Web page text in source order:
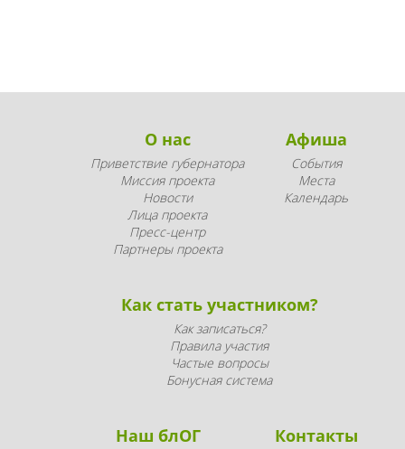
О нас
Приветствие губернатора
Миссия проекта
Новости
Лица проекта
Пресс-центр
Партнеры проекта
Афиша
События
Места
Календарь
Как стать участником?
Как записаться?
Правила участия
Частые вопросы
Бонусная система
Наш блОГ Контакты